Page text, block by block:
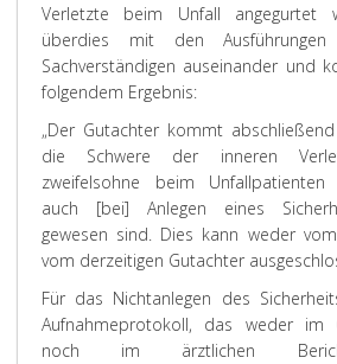
Verletzte beim Unfall angegurtet
überdies mit den Ausführungen
Sachverständigen auseinander und
folgendem Ergebnis:
„Der Gutachter kommt
die Schwere der inneren
zweifelsohne beim
auch [bei] Anlegen eines
gewesen sind. Dies kann weder
vom derzeitigen Gutachter
Für das Nichtanlegen des
Aufnahmeprotokoll, das weder im
noch im ärztlichen